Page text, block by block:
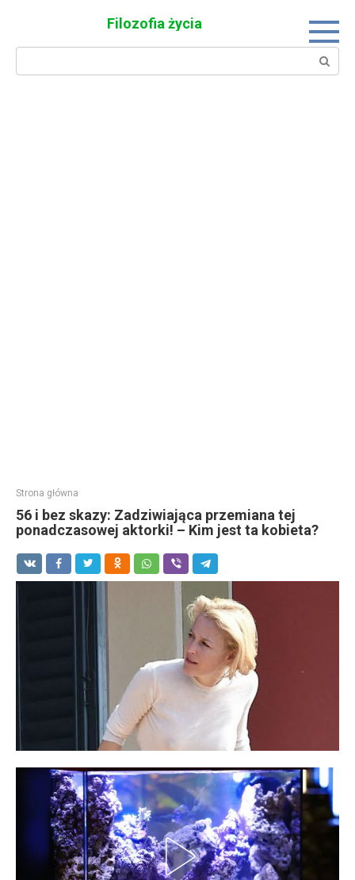
Filozofia życia
Search:
Strona główna
56 i bez skazy: Zadziwiająca przemiana tej
ponadczasowej aktorki! – Kim jest ta kobieta?